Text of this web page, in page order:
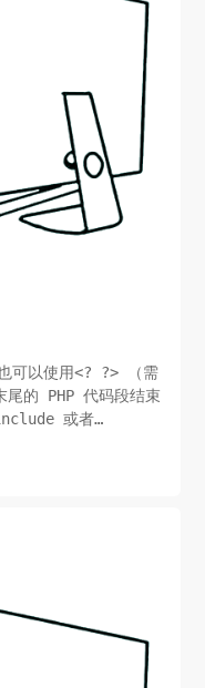
可以使用<? ?> （需
尾的 PHP 代码段结束
或者
标头。在使用输出缓